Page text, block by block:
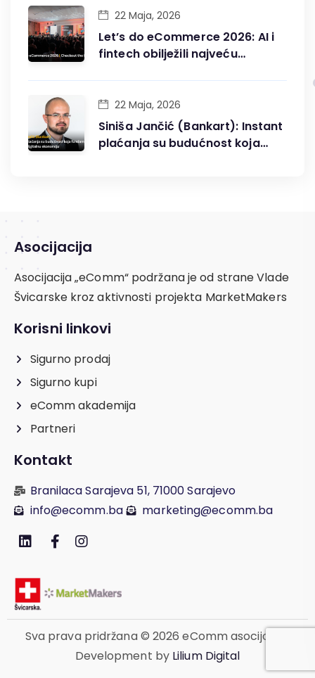
Let’s do eCommerce 2026: AI i
fintech obilježili najveću
22 Maja, 2026
Siniša Jančić (Bankart): Instant
plaćanja su budućnost koja
22 Maja, 2026
Asocijacija
Asocijacija „eComm“ podržana je od strane Vlade
Švicarske kroz aktivnosti projekta MarketMakers
Korisni linkovi
Sigurno prodaj
Sigurno kupi
eComm akademija
Partneri
Kontakt
Branilaca Sarajeva 51, 71000 Sarajevo
info@ecomm.ba
marketing@ecomm.ba
Sva prava pridržana © 2026 eComm asocijacija.
Development byLilium Digital